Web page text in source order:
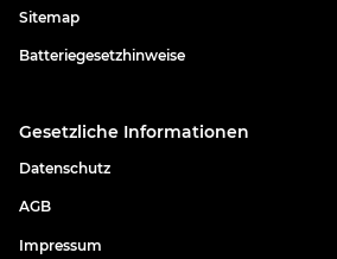
Sitemap
Batteriegesetzhinweise
Gesetzliche Informationen
Datenschutz
AGB
Impressum